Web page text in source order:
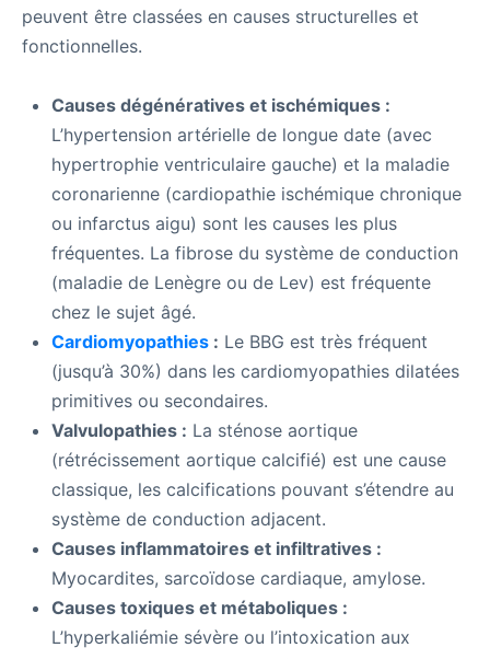
peuvent être classées en causes structurelles et
fonctionnelles.
Causes dégénératives et ischémiques :
L’hypertension artérielle de longue date (avec
hypertrophie ventriculaire gauche) et la maladie
coronarienne (cardiopathie ischémique chronique
ou infarctus aigu) sont les causes les plus
fréquentes. La fibrose du système de conduction
(maladie de Lenègre ou de Lev) est fréquente
chez le sujet âgé.
Cardiomyopathies : Le BBG est très fréquent
(jusqu’à 30%) dans les cardiomyopathies dilatées
primitives ou secondaires.
Valvulopathies : La sténose aortique
(rétrécissement aortique calcifié) est une cause
classique, les calcifications pouvant s’étendre au
système de conduction adjacent.
Causes inflammatoires et infiltratives :
Myocardites, sarcoïdose cardiaque, amylose.
Causes toxiques et métaboliques :
L’hyperkaliémie sévère ou l’intoxication aux